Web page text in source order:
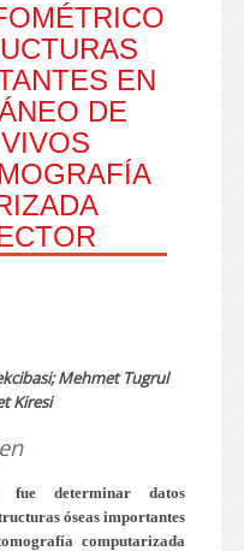
EN
DE
Mehmet Tugrul
Kiresi
determinar datos
óseas importantes
computarizada